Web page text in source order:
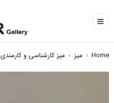
Home
› میز › میز کارشناسی و کارمندی